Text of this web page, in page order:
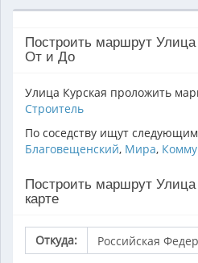
Построить маршрут Улица
От и До
Улица Курская проложить
Строитель
По соседству ищут
Благовещенский, Мира,
Построить маршрут Улица
карте
Откуда: